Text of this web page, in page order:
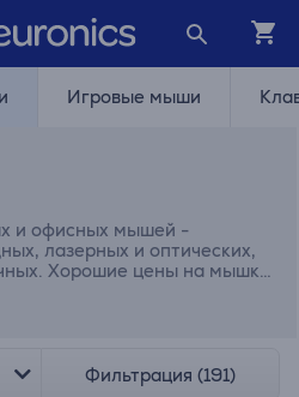
Игровые мыши
и офисных мышей -
лазерных и оптических,
Хорошие цены на мышки
Trust и тд.
Фильтрация (191)